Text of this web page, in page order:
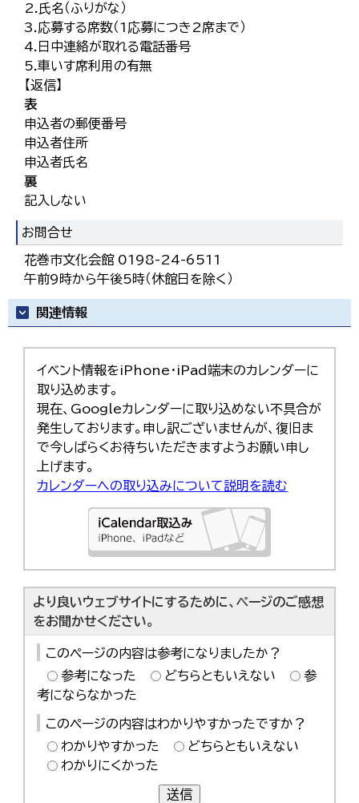
2.氏名（ふりがな）
3.応募する席数（1応募につき2席まで）
4.日中連絡が取れる電話番号
5.車いす席利用の有無
【返信】
表
申込者の郵便番号
申込者住所
申込者氏名
裏
記入しない
お問合せ
花巻市文化会館 0198-24-6511
午前9時から午後5時（休館日を除く）
関連情報
イベント情報をiPhone・iPad端末のカレンダーに
取り込めます。
現在、Googleカレンダーに取り込めない不具合が
発生しております。申し訳ございませんが、復旧ま
で今しばらくお待ちいただきますようお願い申し
上げます。
カレンダーへの取り込みについて説明を読む
より良いウェブサイトにするために、ページのご感想
をお聞かせください。
このページの内容は参考になりましたか？
参考になった
どちらともいえない
参
考にならなかった
このページの内容はわかりやすかったですか？
わかりやすかった
どちらともいえない
わかりにくかった
送信